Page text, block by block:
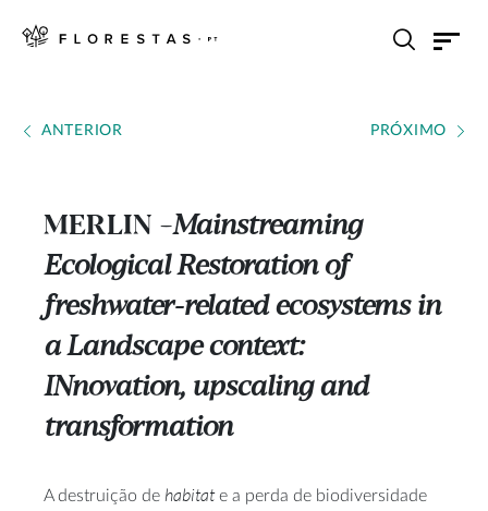
ANTERIOR PRÓXIMO
MERLIN --- Mainstreaming
Ecological Restoration of
freshwater-related ecosystems in
a Landscape context:
INnovation, upscaling and
transformation
A destruição de habitate a perda de biodiversidade